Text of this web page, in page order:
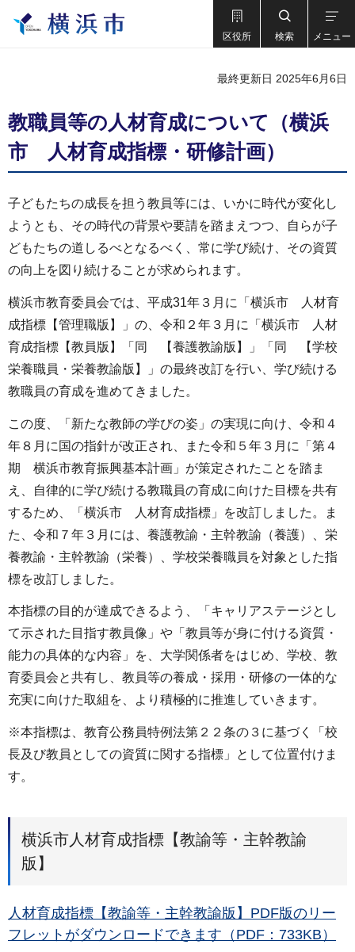
区役所 検索 メニュー
最終更新日 2025年6月6日
教職員等の人材育成について（横浜
市 人材育成指標・研修計画）
子どもたちの成長を担う教員等には、いかに時代が変化し
ようとも、その時代の背景や要請を踏まえつつ、自らが子
どもたちの道しるべとなるべく、常に学び続け、その資質
の向上を図り続けることが求められます。
横浜市教育委員会では、平成31年３月に「横浜市 人材育
成指標【管理職版】」の、令和２年３月に「横浜市 人材
育成指標【教員版】「同 【養護教諭版】」「同 【学校
栄養職員・栄養教諭版】」の最終改訂を行い、学び続ける
教職員の育成を進めてきました。
この度、「新たな教師の学びの姿」の実現に向け、令和４
年８月に国の指針が改正され、また令和５年３月に「第４
期 横浜市教育振興基本計画」が策定されたことを踏ま
え、自律的に学び続ける教職員の育成に向けた目標を共有
するため、「横浜市 人材育成指標」を改訂しました。ま
た、令和７年３月には、養護教諭・主幹教諭（養護）、栄
養教諭・主幹教諭（栄養）、学校栄養職員を対象とした指
標を改訂しました。
本指標の目的が達成できるよう、「キャリアステージとし
て示された目指す教員像」や「教員等が身に付ける資質・
能力の具体的な内容」を、大学関係者をはじめ、学校、教
育委員会と共有し、教員等の養成・採用・研修の一体的な
充実に向けた取組を、より積極的に推進していきます。
※本指標は、教育公務員特例法第２２条の３に基づく「校
長及び教員としての資質に関する指標」として位置付けま
す。
横浜市人材育成指標【教諭等・主幹教諭
版】
人材育成指標【教諭等・主幹教諭版】PDF版のリー
フレットがダウンロードできます（PDF：733KB）